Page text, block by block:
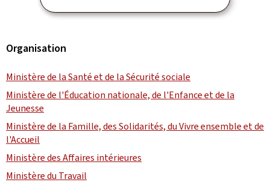
Organisation
Ministère de la Santé et de la Sécurité sociale
Ministère de l'Éducation nationale, de l'Enfance et de la
Jeunesse
Ministère de la Famille, des Solidarités, du Vivre ensemble et de
l'Accueil
Ministère des Affaires intérieures
Ministère du Travail